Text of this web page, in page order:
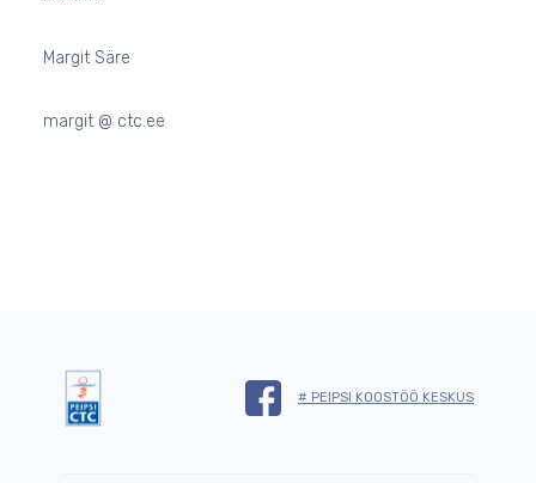
Margit Säre
margit @ ctc.ee
# PEIPSI KOOSTÖÖ KESKUS